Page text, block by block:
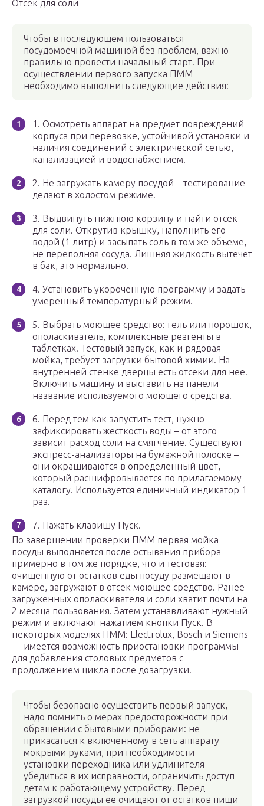
Отсек для соли
Чтобы в последующем пользоваться
посудомоечной машиной без проблем, важно
правильно провести начальный старт. При
осуществлении первого запуска ПММ
необходимо выполнить следующие действия:
1. Осмотреть аппарат на предмет повреждений
корпуса при перевозке, устойчивой установки и
наличия соединений с электрической сетью,
канализацией и водоснабжением.
2. Не загружать камеру посудой – тестирование
делают в холостом режиме.
3. Выдвинуть нижнюю корзину и найти отсек
для соли. Открутив крышку, наполнить его
водой (1 литр) и засыпать соль в том же объеме,
не переполняя сосуда. Лишняя жидкость вытечет
в бак, это нормально.
4. Установить укороченную программу и задать
умеренный температурный режим.
5. Выбрать моющее средство: гель или порошок,
ополаскиватель, комплексные реагенты в
таблетках. Тестовый запуск, как и рядовая
мойка, требует загрузки бытовой химии. На
внутренней стенке дверцы есть отсеки для нее.
Включить машину и выставить на панели
название используемого моющего средства.
6. Перед тем как запустить тест, нужно
зафиксировать жесткость воды – от этого
зависит расход соли на смягчение. Существуют
экспресс-анализаторы на бумажной полоске –
они окрашиваются в определенный цвет,
который расшифровывается по прилагаемому
каталогу. Используется единичный индикатор 1
раз.
7. Нажать клавишу Пуск.
По завершении проверки ПММ первая мойка
посуды выполняется после остывания прибора
примерно в том же порядке, что и тестовая:
очищенную от остатков еды посуду размещают в
камере, загружают в отсек моющее средство. Ранее
загруженных ополаскивателя и соли хватит почти на
2 месяца пользования. Затем устанавливают нужный
режим и включают нажатием кнопки Пуск. В
некоторых моделях ПММ: Electrolux, Bosch и Siemens
— имеется возможность приостановки программы
для добавления столовых предметов с
продолжением цикла после дозагрузки.
Чтобы безопасно осуществить первый запуск,
надо помнить о мерах предосторожности при
обращении с бытовыми приборами: не
прикасаться к включенному в сеть аппарату
мокрыми руками, при необходимости
установки переходника или удлинителя
убедиться в их исправности, ограничить доступ
детям к работающему устройству. Перед
загрузкой посуды ее очищают от остатков пищи